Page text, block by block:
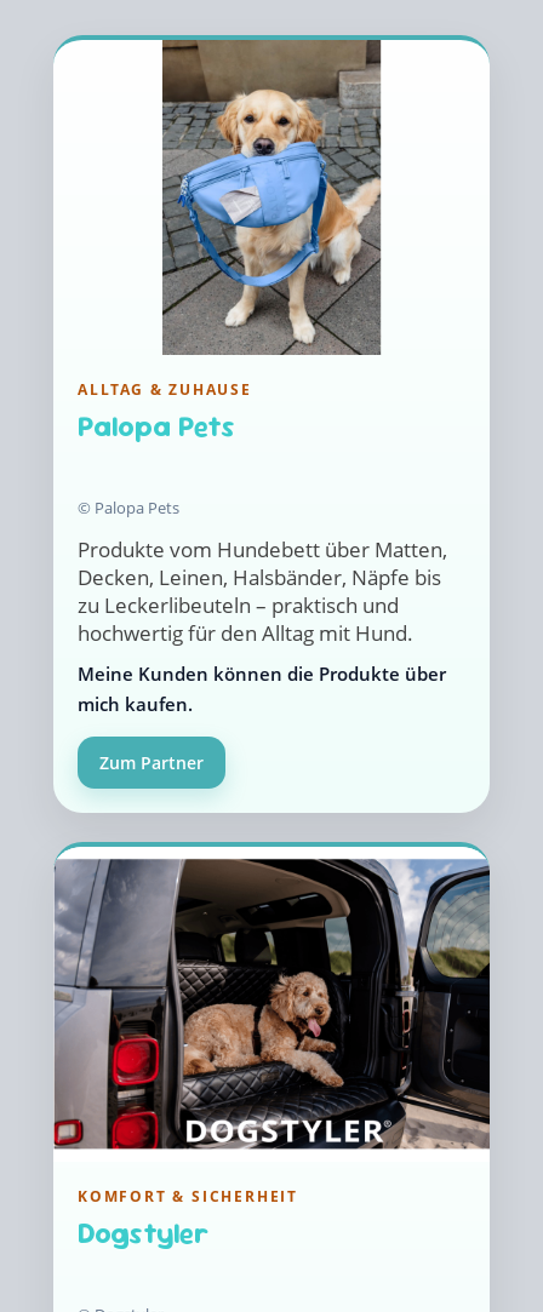
ALLTAG & ZUHAUSE
Palopa Pets
© Palopa Pets
Produkte vom Hundebett über Matten,
Decken, Leinen, Halsbänder, Näpfe bis
zu Leckerlibeuteln – praktisch und
hochwertig für den Alltag mit Hund.
Meine Kunden können die Produkte über
mich kaufen.
Zum Partner
KOMFORT & SICHERHEIT
Dogstyler